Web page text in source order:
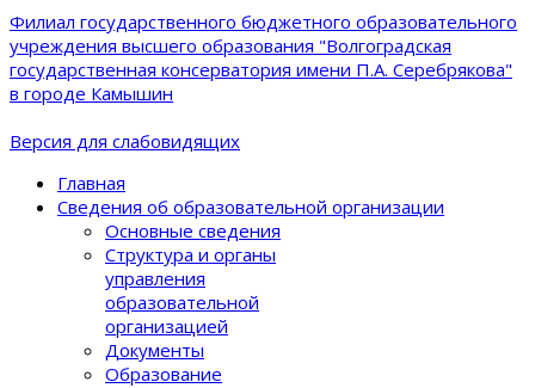
Филиал государственного бюджетного образовательного
учреждения высшего образования "Волгоградская
государственная консерватория имени П.А. Серебрякова"
в городе Камышин
Версия для слабовидящих
Главная
Сведения об образовательной организации
Основные сведения
Структура и органы
управления
образовательной
организацией
Документы
Образование